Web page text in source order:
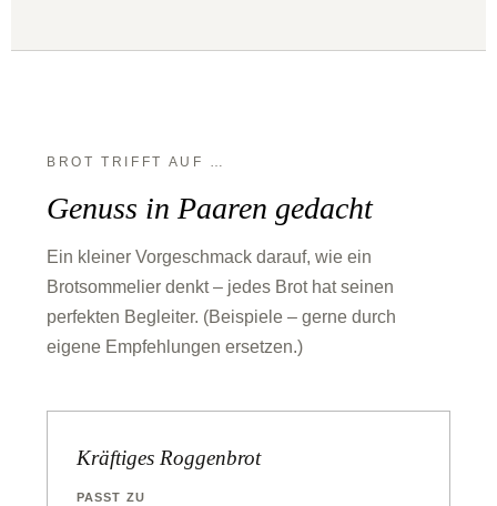
BROT TRIFFT AUF …
Genuss in Paaren gedacht
Ein kleiner Vorgeschmack darauf, wie ein
Brotsommelier denkt – jedes Brot hat seinen
perfekten Begleiter. (Beispiele – gerne durch
eigene Empfehlungen ersetzen.)
Kräftiges Roggenbrot
PASST ZU